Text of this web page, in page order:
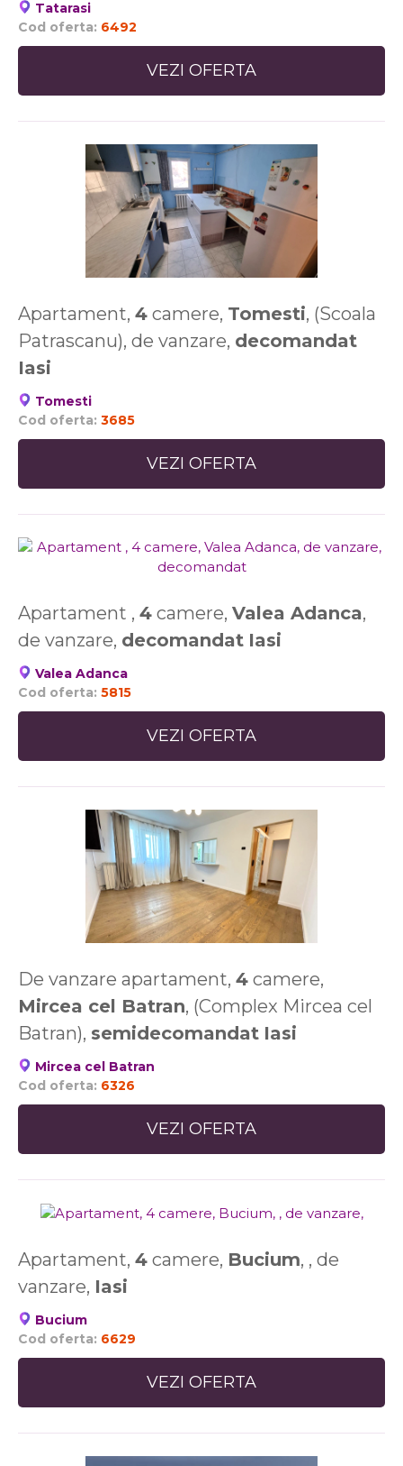
Tatarasi
Cod oferta: 6492
VEZI OFERTA
Apartament, 4 camere, Tomesti, (Scoala
Patrascanu), de vanzare, decomandat
Iasi
Tomesti
Cod oferta: 3685
VEZI OFERTA
Apartament , 4 camere, Valea Adanca,
de vanzare, decomandat Iasi
Valea Adanca
Cod oferta: 5815
VEZI OFERTA
De vanzare apartament, 4 camere,
Mircea cel Batran, (Complex Mircea cel
Batran), semidecomandat Iasi
Mircea cel Batran
Cod oferta: 6326
VEZI OFERTA
Apartament, 4 camere, Bucium, , de
vanzare, Iasi
Bucium
Cod oferta: 6629
VEZI OFERTA